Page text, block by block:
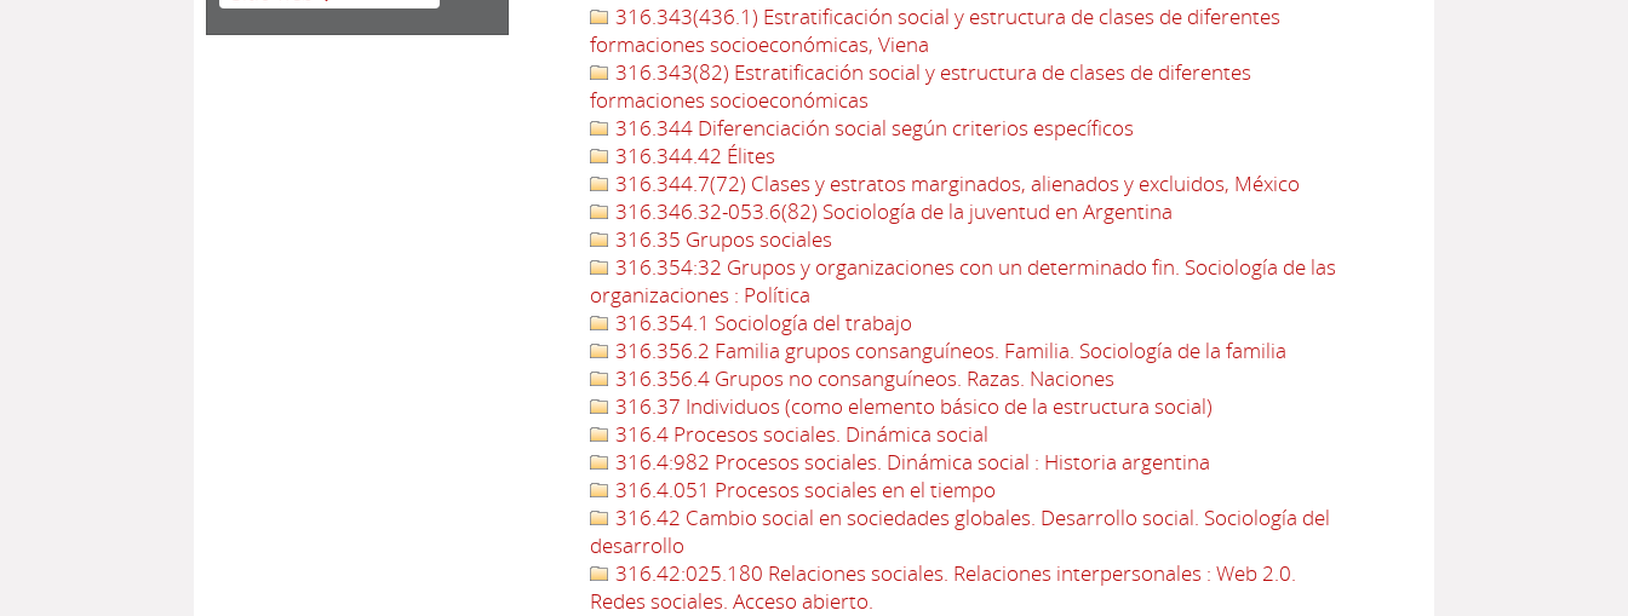
316.343(436.1) Estratificación social y estructura de clases de diferentes
formaciones socioeconómicas, Viena
316.343(82) Estratificación social y estructura de clases de diferentes
formaciones socioeconómicas
316.344 Diferenciación social según criterios específicos
316.344.42 Élites
316.344.7(72) Clases y estratos marginados, alienados y excluidos, México
316.346.32-053.6(82) Sociología de la juventud en Argentina
316.35 Grupos sociales
316.354:32 Grupos y organizaciones con un determinado fin. Sociología de las
organizaciones : Política
316.354.1 Sociología del trabajo
316.356.2 Familia grupos consanguíneos. Familia. Sociología de la familia
316.356.4 Grupos no consanguíneos. Razas. Naciones
316.37 Individuos (como elemento básico de la estructura social)
316.4 Procesos sociales. Dinámica social
316.4:982 Procesos sociales. Dinámica social : Historia argentina
316.4.051 Procesos sociales en el tiempo
316.42 Cambio social en sociedades globales. Desarrollo social. Sociología del
desarrollo
316.42:025.180 Relaciones sociales. Relaciones interpersonales : Web 2.0.
Redes sociales. Acceso abierto.